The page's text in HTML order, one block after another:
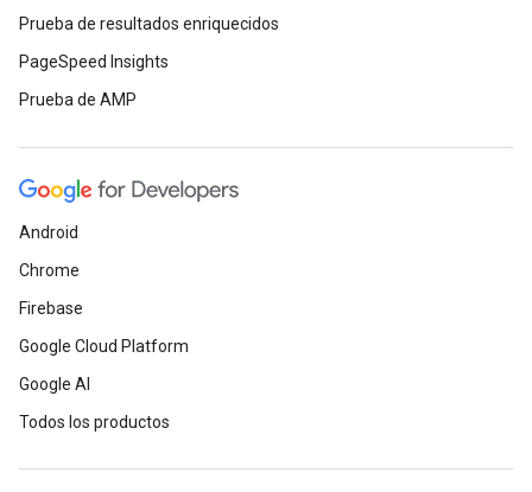
Prueba de resultados enriquecidos
PageSpeed Insights
Prueba de AMP
Android
Chrome
Firebase
Google Cloud Platform
Google AI
Todos los productos